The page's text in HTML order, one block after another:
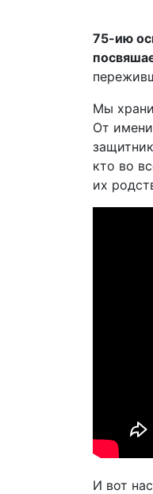
75-ию
Мы
От
кто во
их
И вот